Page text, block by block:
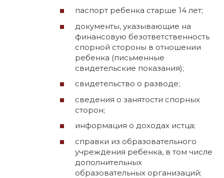
паспорт ребенка старше 14 лет;
документы, указывающие на
финансовую безответственность
спорной стороны в отношении
ребенка (письменные
свидетельские показания);
свидетельство о разводе;
сведения о занятости спорных
сторон;
информация о доходах истца;
справки из образовательного
учреждения ребенка, в том числе
дополнительных
образовательных организаций;